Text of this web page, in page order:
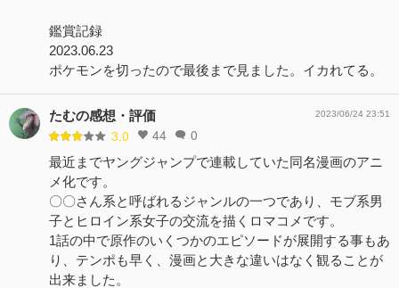
鑑賞記録
2023.06.23
ポケモンを切ったので最後まで見ました。イカれてる。
たむの感想・評価
3.0 44 0
2023/06/24 23:51
最近までヤングジャンプで連載していた同名漫画のアニ
メ化です。
〇〇さん系と呼ばれるジャンルの一つであり、モブ系男
子とヒロイン系女子の交流を描くロマコメです。
1話の中で原作のいくつかのエピソードが展開する事もあ
り、テンポも早く、漫画と大きな違いはなく観ることが
出来ました。